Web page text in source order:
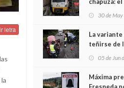
letra
cabían por
30 de
La
teñirse de
05 de Jun
Máxima